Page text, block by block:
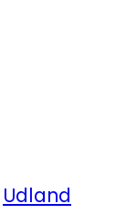
Udland